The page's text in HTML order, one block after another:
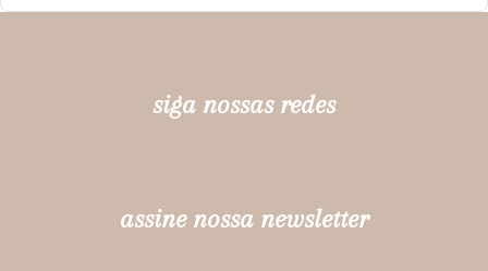
siga nossas redes
assine nossa newsletter